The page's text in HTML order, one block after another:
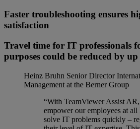
Faster troubleshooting ensures
satisfaction
Travel time for IT professionals
purposes could be reduced by
Heinz Bruhn Senior Director
Management at the Berner Group
“With TeamViewer Assist
empower our employees at all
solve IT problems quickly –